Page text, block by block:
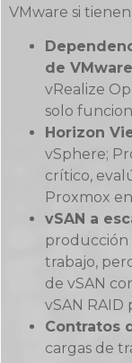
VMware si tienen:
de
vRealize
solo
Horizon
vSphere;
crítico,
Proxmox
vSAN a
producción
trabajo,
de vSAN
vSAN
Contratos
cargas de